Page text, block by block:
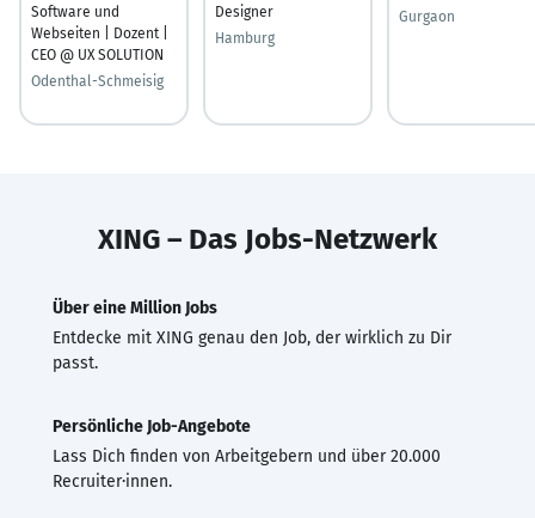
Software und
Webseiten | Dozent |
CEO @ UX SOLUTION
Odenthal-Schmeisig
Designer
Hamburg
Gurgaon
XING – Das Jobs-Netzwerk
Über eine Million Jobs
Entdecke mit XING genau den Job, der wirklich zu Dir
passt.
Persönliche Job-Angebote
Lass Dich finden von Arbeitgebern und über 20.000
Recruiter·innen.